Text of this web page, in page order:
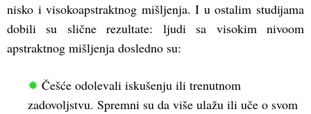
nisko i visokoapstraktnog mišljenja. I u ostalim studijama
dobili su slične rezultate: ljudi sa visokim nivoom
apstraktnog mišljenja dosledno su:
✸ Češće odolevali iskušenju ili trenutnom
zadovoljstvu. Spremni su da više ulažu ili uče o svom